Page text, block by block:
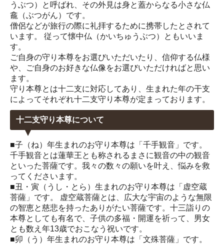
うぶつ）と呼ばれ、その外見は身と蓋からなる小さな仏
龕（ぶつがん）です。
僧侶などが旅行の際に礼拝するために携帯したとされて
います。 従って懐中仏（かいちゅうぶつ）ともいいま
す。
ご自身の守り本尊をお選びいただいたり、信仰する仏様
や、ご自身のお好きな仏像をお選びいただければと思い
ます。
守り本尊とは十二支に対応してあり、生まれた年の干支
によってそれぞれ十二支守り本尊が定まっております。
十二支守り本尊について
■子（ね）年生まれのお守り本尊は「千手観音」です。
千手観音とは蓮華王とも称されるまさに観音の中の観音
といった菩薩です。我々の数々の願いを叶え、悩みを救
ってくださいます。
■丑・寅（うし・とら）生まれのお守り本尊は「虚空蔵
菩薩」です。 虚空蔵菩薩とは、広大な宇宙のような無限
の智恵と慈悲を持ったありがたい菩薩です。十三詣りの
本尊としても有名で、子供の多福・開運を祈って、男女
とも数え年13歳でおこなう祝いです。
■卯（う）年生まれのお守り本尊は「文殊菩薩」です。